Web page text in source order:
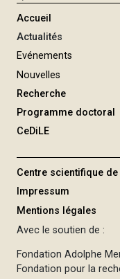
Accueil
Actualités
Evénements
Nouvelles
Recherche
Programme doctoral
CeDiLE
Centre scientifique
Impressum
Mentions légales
Avec le soutien de :
Fondation Adolphe
Fondation pour la